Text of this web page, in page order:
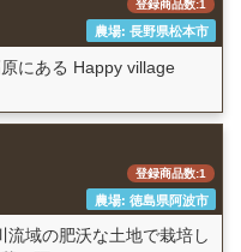
登録商品数:1
農場: 長野県松本市
にある Happy village
登録商品数:1
農場: 徳島県阿波市
域の肥沃な土地で栽培し